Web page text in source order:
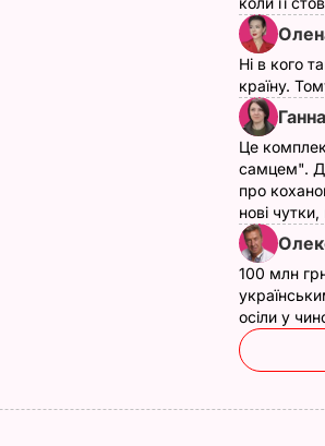
Ні в кого
країну.
Це
самцем".
про
нові чутки,
100 млн
осіли у